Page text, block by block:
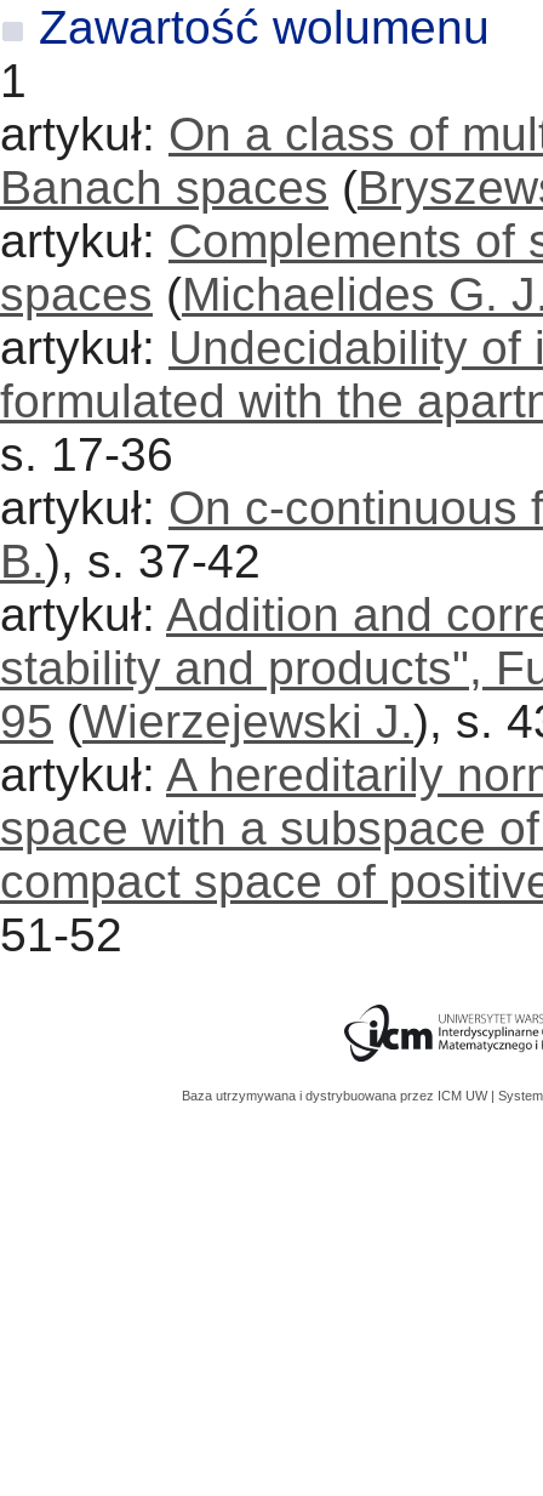
Zawartość wolumenu
1
artykuł: On a class of
Banach spaces (
artykuł: Complements of
spaces (Michaelides G.
artykuł: Undecidability of
formulated with the
s. 17-36
artykuł: On c-continuous
B.), s. 37-42
artykuł: Addition and
stability and products",
95 (Wierzejewski J.), s.
artykuł: A hereditarily
space with a subspace
compact space of
51-52
Baza utrzymywana i dystrybuowana przez ICM UW |